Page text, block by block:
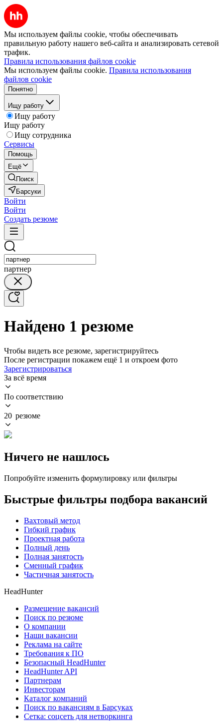
Мы используем файлы cookie, чтобы обеспечивать
правильную работу нашего веб-сайта и анализировать сетевой
трафик.
Правила использования файлов cookie
Мы используем файлы cookie. Правила использования
файлов cookie
Понятно
Ищу работу
Ищу работу
Ищу работу
Ищу сотрудника
Сервисы
Помощь
Ещё
Поиск
Барсуки
Войти
Войти
Создать резюме
партнер
Найдено 1 резюме
Чтобы видеть все резюме, зарегистрируйтесь
После регистрации покажем ещё 1 и откроем фото
Зарегистрироваться
За всё время
По соответствию
20 резюме
Ничего не нашлось
Попробуйте изменить формулировку или фильтры
Быстрые фильтры подбора вакансий
Вахтовый метод
Гибкий график
Проектная работа
Полный день
Полная занятость
Сменный график
Частичная занятость
HeadHunter
Размещение вакансий
Поиск по резюме
О компании
Наши вакансии
Реклама на сайте
Требования к ПО
Безопасный HeadHunter
HeadHunter API
Партнерам
Инвесторам
Каталог компаний
Поиск по вакансиям в Барсуках
Сетка: соцсеть для нетворкинга